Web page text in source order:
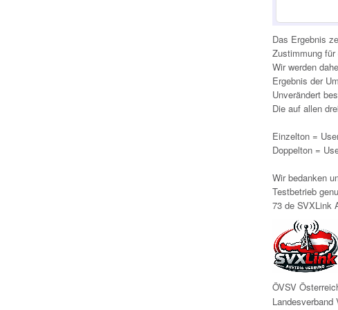
Das Ergebnis
Zustimmung
Wir werden
Ergebnis der
Unverändert
Die auf allen
Einzelton =
Doppelton =
Wir bedanken
Testbetrieb
73 de SVXLink
ÖVSV
Landesverband